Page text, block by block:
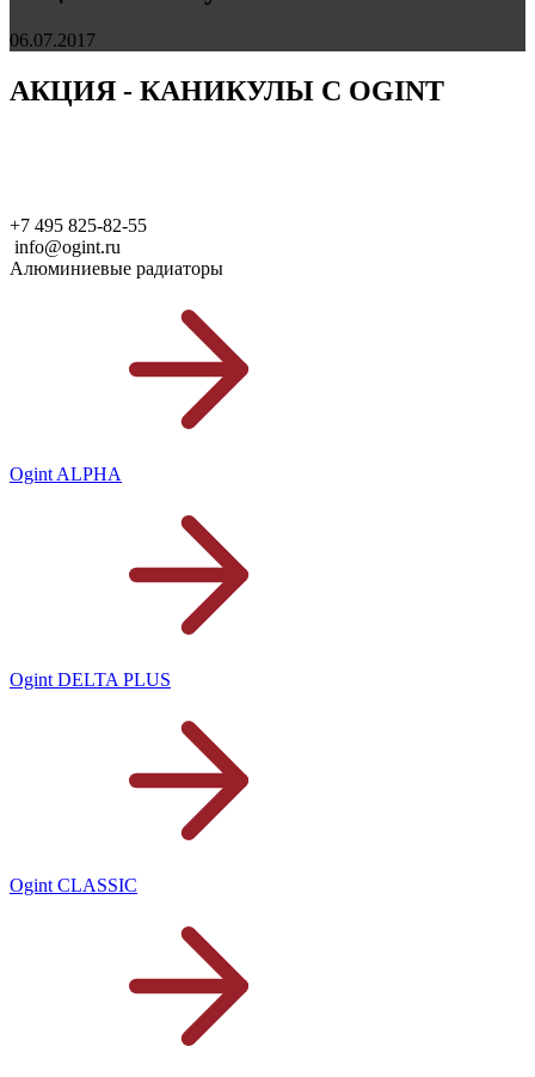
06.07.2017
АКЦИЯ - КАНИКУЛЫ С OGINT
+7 495 825-82-55
info@ogint.ru
Алюминиевые радиаторы
Ogint ALPHA
Ogint DELTA PLUS
Ogint CLASSIC